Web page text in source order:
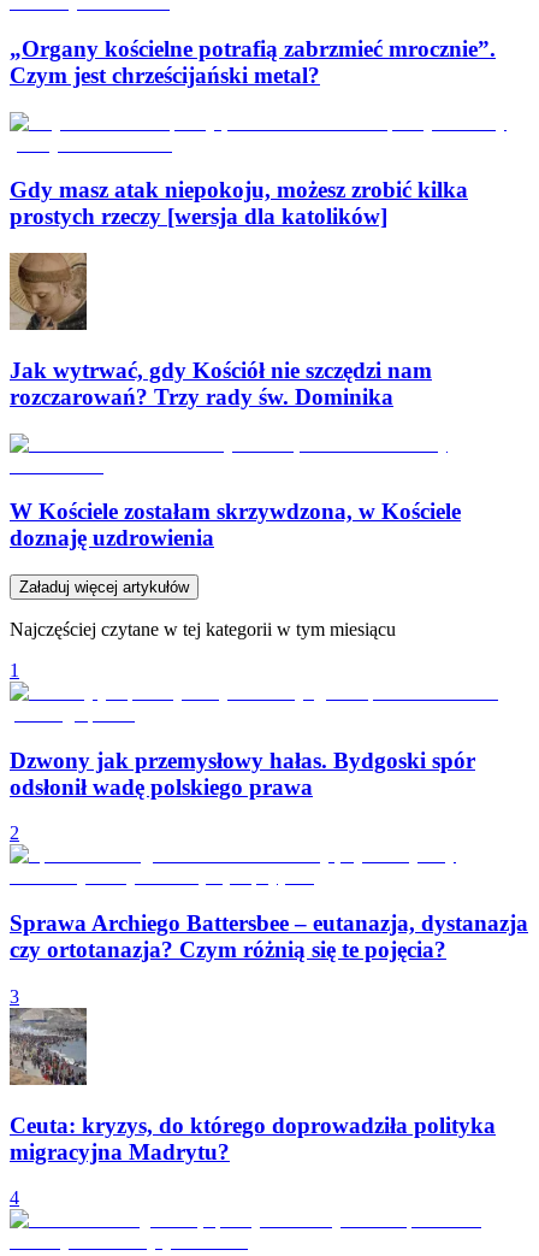
„Organy kościelne potrafią zabrzmieć mrocznie”.
Czym jest chrześcijański metal?
Gdy masz atak niepokoju, możesz zrobić kilka
prostych rzeczy [wersja dla katolików]
Jak wytrwać, gdy Kościół nie szczędzi nam
rozczarowań? Trzy rady św. Dominika
W Kościele zostałam skrzywdzona, w Kościele
doznaję uzdrowienia
Załaduj więcej artykułów
Najczęściej czytane w tej kategorii w tym miesiącu
1
Dzwony jak przemysłowy hałas. Bydgoski spór
odsłonił wadę polskiego prawa
2
Sprawa Archiego Battersbee – eutanazja, dystanazja
czy ortotanazja? Czym różnią się te pojęcia?
3
Ceuta: kryzys, do którego doprowadziła polityka
migracyjna Madrytu?
4